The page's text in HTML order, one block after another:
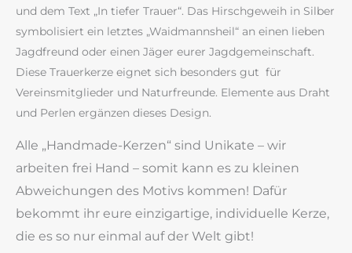
und dem Text „In tiefer Trauer“. Das Hirschgeweih in Silber
symbolisiert ein letztes „Waidmannsheil“ an einen lieben
Jagdfreund oder einen Jäger eurer Jagdgemeinschaft.
Diese Trauerkerze eignet sich besonders gut für
Vereinsmitglieder und Naturfreunde. Elemente aus Draht
und Perlen ergänzen dieses Design.
Alle „Handmade-Kerzen“ sind Unikate – wir
arbeiten frei Hand – somit kann es zu kleinen
Abweichungen des Motivs kommen! Dafür
bekommt ihr eure einzigartige, individuelle Kerze,
die es so nur einmal auf der Welt gibt!